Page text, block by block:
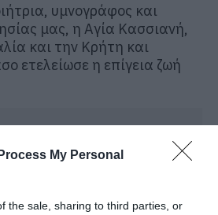
My Personal
the sale, sharing to third parties, or
υμνογράφος και
μας, η Αγία Κασσιανή,
και την Κρήτη και
ετελείωσε η επίγεια ζωή